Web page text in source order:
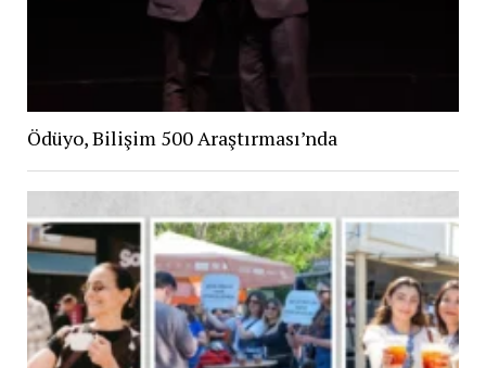
Ödüyo, Bilişim 500 Araştırması’nda